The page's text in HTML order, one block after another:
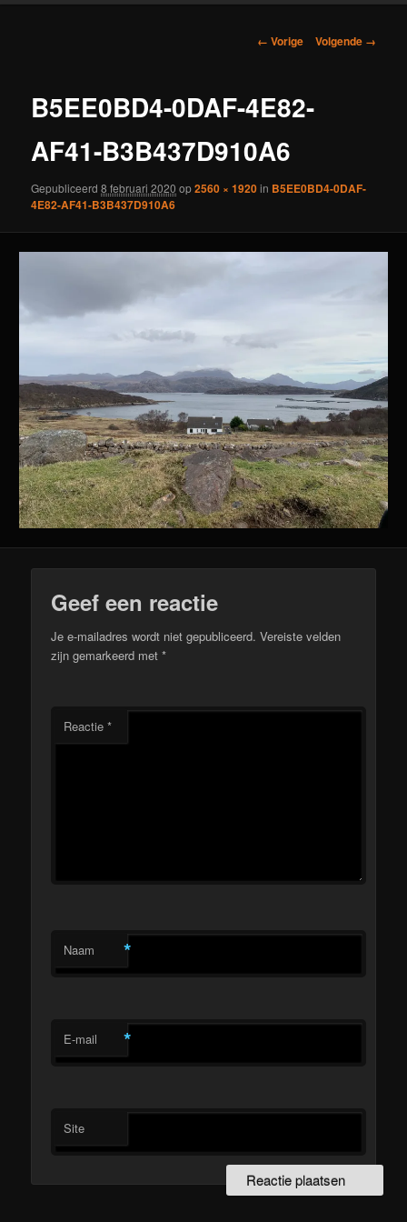
Afbeeldingsnavigatie
← Vorige Volgende →
B5EE0BD4-0DAF-4E82-
AF41-B3B437D910A6
Gepubliceerd8 februari 2020 op2560 × 1920in B5EE0BD4-0DAF-
4E82-AF41-B3B437D910A6
Geef een reactie
Je e-mailadres wordt niet gepubliceerd. Vereiste velden
zijn gemarkeerd met*
Reactie*
Naam *
E-mail *
Site